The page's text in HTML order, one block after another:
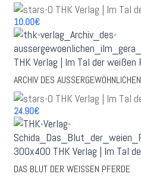
10.00€
ARCHIV DES AUSSERGEWÖHNLICHEN
24.90€
DAS BLUT DER WEISSEN PFERDE